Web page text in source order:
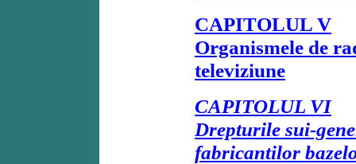
CAPITOLUL V
Organismele de
televiziune
CAPITOLUL VI
Drepturile sui-
fabricantilor